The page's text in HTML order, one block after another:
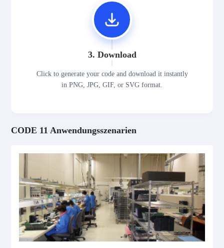
3. Download
Click to generate your code and download it instantly
in PNG, JPG, GIF, or SVG format.
CODE 11 Anwendungsszenarien